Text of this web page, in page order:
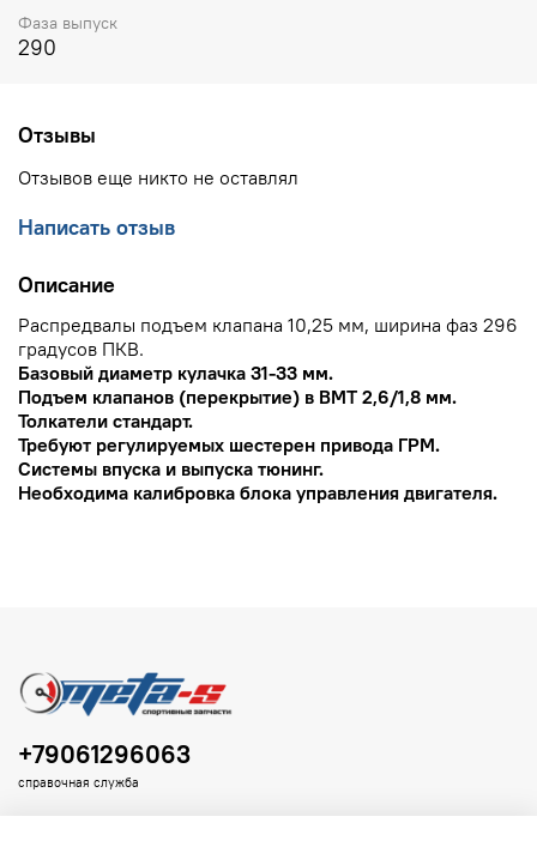
Фаза выпуск
290
Отзывы
Отзывов еще никто не оставлял
Написать отзыв
Описание
Распредвалы подъем клапана 10,25 мм, ширина фаз 296
градусов ПКВ.
Базовый диаметр кулачка 31-33 мм.
Подъем клапанов (перекрытие) в ВМТ 2,6/1,8 мм.
Толкатели стандарт.
Требуют регулируемых шестерен привода ГРМ.
Системы впуска и выпуска тюнинг.
Необходима калибровка блока управления двигателя.
+79061296063
справочная служба